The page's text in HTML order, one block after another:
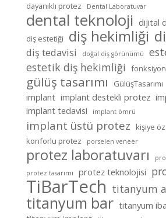
dayanıklı protez
Dental Laboratuvar
dental teknoloji dijital
diş estetiği diş hekimliği
diş tedavisi doğal diş görünümü
estetik diş hekimliği
gülüş tasarımı GülüşTasarımı
implant implant destekli protez
implant tedavisi
implant ömrü
implant üstü protez
kişiye
konforlu protez
porselen veneer
protez laboratuvarı
protez tasarımı
protez teknolojisi
TiBarTech titanyum
titanyum bar titanyum